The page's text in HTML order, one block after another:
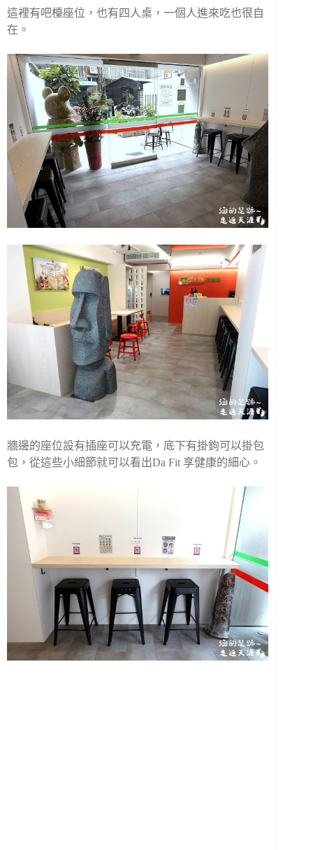
這裡有吧檯座位，也有四人桌，一個人進來吃也很自
在。
牆邊的座位設有插座可以充電，底下有掛鉤可以掛包
包，從這些小細節就可以看出Da Fit 享健康的細心。